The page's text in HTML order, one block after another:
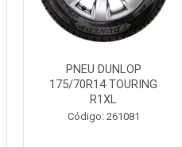
PNEU DUNLOP
175/70R14 TOURING
R1XL
Código: 261081